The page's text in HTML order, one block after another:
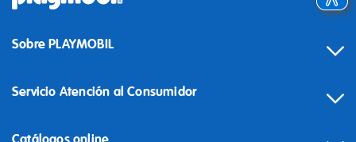
Sobre PLAYMOBIL
Servicio Atención al Consumidor